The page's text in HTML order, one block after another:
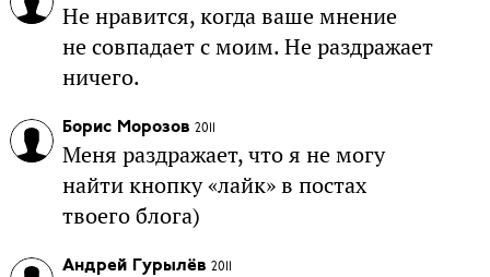
Не нравится, когда ваше мнение
не совпадает с моим. Не раздражает
ничего.
Борис Морозов 2011
Меня раздражает, что я не могу
найти кнопку «лайк» в постах
твоего блога)
Андрей Гурылёв 2011